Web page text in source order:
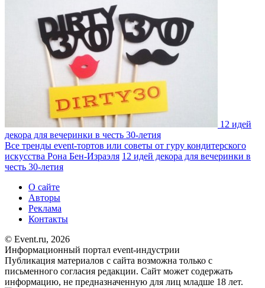
12 идей
декора для вечеринки в честь 30-летия
Все тренды event-тортов или советы от гуру кондитерского
искусства Рона Бен-Израэля 12 идей декора для вечеринки в
честь 30-летия
О сайте
Авторы
Реклама
Контакты
© Event.ru, 2026
Информационный портал event-индустрии
Публикация материалов с сайта возможна только с
письменного согласия редакции. Сайт может содержать
информацию, не предназначенную для лиц младше 18 лет.